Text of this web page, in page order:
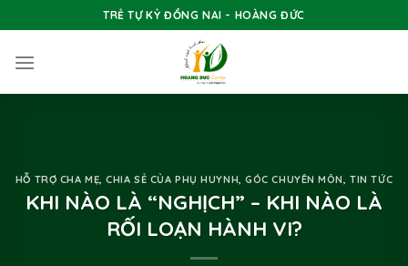
to
content
TRẺ TỰ KỶ ĐỒNG NAI - HOÀNG ĐỨC
HỖ TRỢ CHA MẸ ,CHIA SẺ CỦA PHỤ HUYNH ,GÓC CHUYÊN MÔN ,TIN TỨC
KHI NÀO LÀ “NGHỊCH” – KHI NÀO LÀ
RỐI LOẠN HÀNH VI?